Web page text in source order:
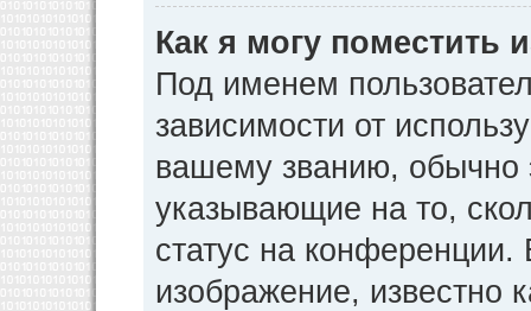
Как я могу поместить
Под именем
зависимости от
вашему званию, обычно
указывающие на то,
статус на
изображение, известно